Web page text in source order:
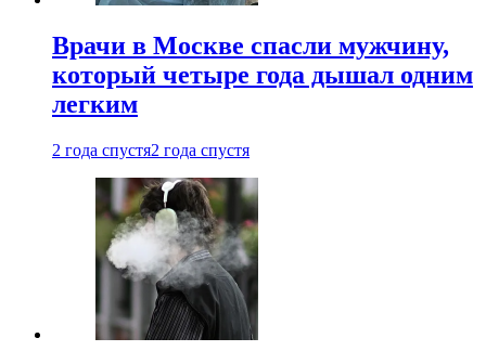
Врачи в Москве спасли мужчину,
который четыре года дышал одним
легким
2 года спустя2 года спустя